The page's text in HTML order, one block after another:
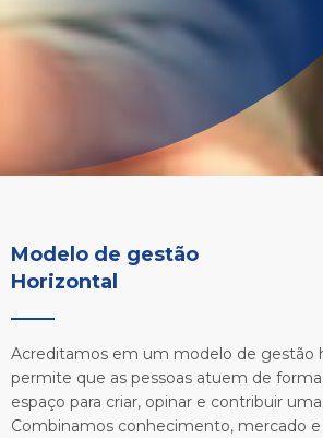
Modelo de gestão
Horizontal
Acreditamos em um modelo de gestão
permite que as pessoas atuem de
espaço para criar, opinar e contribuir
Combinamos conhecimento, mercado e